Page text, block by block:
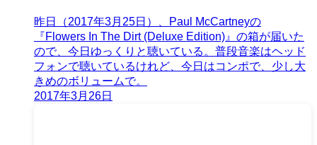
昨日（2017年3月25日）、Paul McCartneyの
『Flowers In The Dirt (Deluxe Edition)』の箱が届いた
ので、今日ゆっくりと聴いている。普段音楽はヘッド
フォンで聴いているけれど、今日はコンポで、少し大
きめのボリュームで。
2017年3月26日